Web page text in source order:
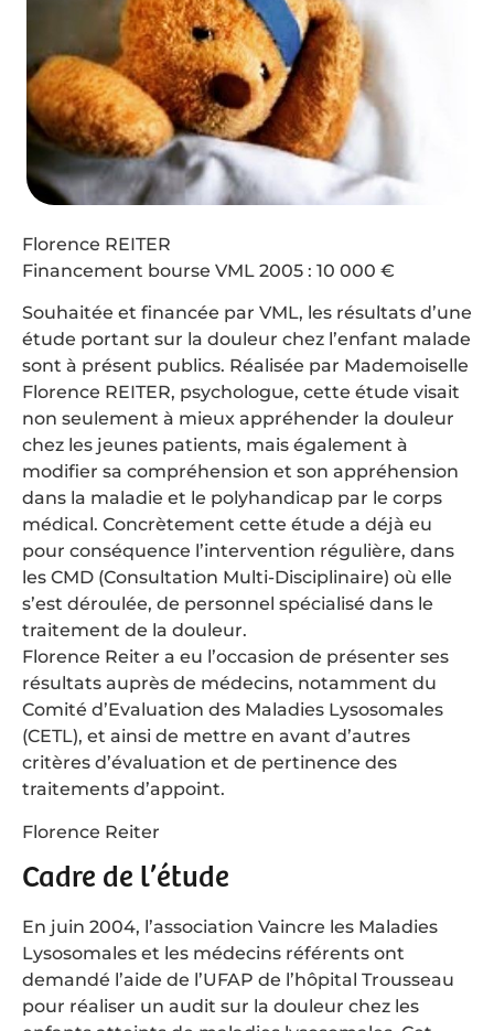
Florence REITER
Financement bourse VML 2005 : 10 000 €
Souhaitée et financée par VML, les résultats d’une
étude portant sur la douleur chez l’enfant malade
sont à présent publics. Réalisée par Mademoiselle
Florence REITER, psychologue, cette étude visait
non seulement à mieux appréhender la douleur
chez les jeunes patients, mais également à
modifier sa compréhension et son appréhension
dans la maladie et le polyhandicap par le corps
médical. Concrètement cette étude a déjà eu
pour conséquence l’intervention régulière, dans
les CMD (Consultation Multi-Disciplinaire) où elle
s’est déroulée, de personnel spécialisé dans le
traitement de la douleur.
Florence Reiter a eu l’occasion de présenter ses
résultats auprès de médecins, notamment du
Comité d’Evaluation des Maladies Lysosomales
(CETL), et ainsi de mettre en avant d’autres
critères d’évaluation et de pertinence des
traitements d’appoint.
Florence Reiter
Cadre de l’étude
En juin 2004, l’association Vaincre les Maladies
Lysosomales et les médecins référents ont
demandé l’aide de l’UFAP de l’hôpital Trousseau
pour réaliser un audit sur la douleur chez les